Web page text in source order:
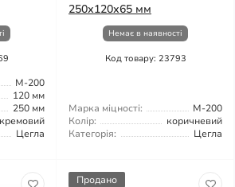
М-200
120 мм
250 мм
кремовий
Цегла
250х120х65 мм
Немає в наявності
Код товару: 23793
Марка міцності:
М-200
Колір:
коричневий
Категорія:
Цегла
Продано